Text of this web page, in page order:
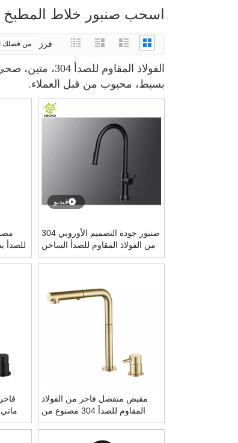
اسحب صنبور خلاط المطبخ
فرز
الفولاذ
بسيط، محبوب من قبل العملاء.
فيديو
صنبور جودة التصميم الأوروبي 304
من الفولاذ المقاوم للصدأ الساخن
والبارد المختلط صنبور حوض
للصدأ
مقبض منفصل فاخر من الفولاذ
المقاوم للصدأ 304 مصنوع من
الفولاذ المقاوم للصدأ وسحب